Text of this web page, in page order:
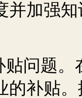
并加强
贴问题
的补贴